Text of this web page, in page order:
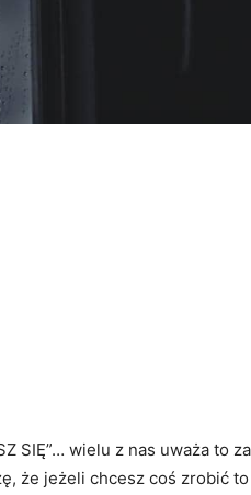
SIĘ”… wielu z nas uważa to
że jeżeli chcesz coś zrobić